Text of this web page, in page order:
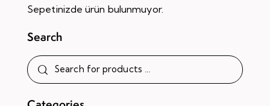
Sepetinizde ürün bulunmuyor.
Search